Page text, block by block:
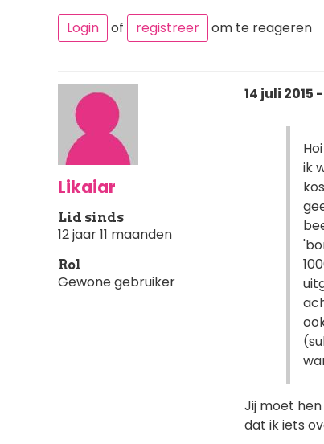
Login of registreer om te reageren
Likaiar
Lid sinds
12 jaar 11 maanden
Rol
Gewone gebruiker
14 juli 2015 -
ik
Jij moet
dat ik iets